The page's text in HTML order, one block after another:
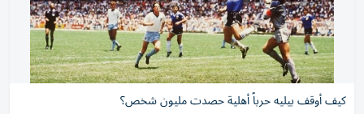
كيف أوقف بيليه حرباً أهلية حصدت مليون شخص؟